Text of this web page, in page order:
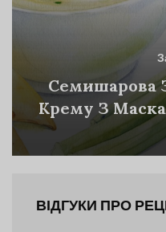
Семишарова
Крему З
ВІДГУКИ ПРО